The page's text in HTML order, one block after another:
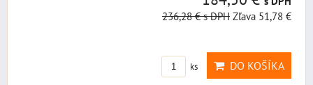
236,28 €s DPH Zľava 51,78 €
ks DO KOŠÍKA